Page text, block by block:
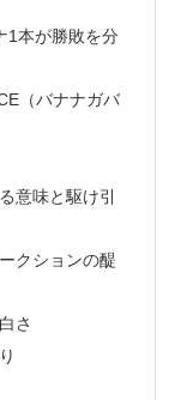
1本が勝敗を分
（バナナガバ
意味と駆け引
クションの醍
さ